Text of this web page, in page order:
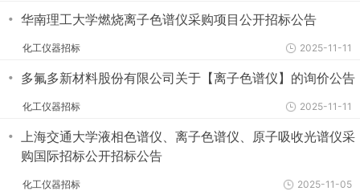
・ 华南理工大学燃烧离子色谱仪采购项目公开招标公告
化工仪器招标 2025-11-11
・ 多氟多新材料股份有限公司关于【离子色谱仪】的询价公告
化工仪器招标 2025-11-11
・ 上海交通大学液相色谱仪、离子色谱仪、原子吸收光谱仪采
购国际招标公开招标公告
化工仪器招标 2025-11-05